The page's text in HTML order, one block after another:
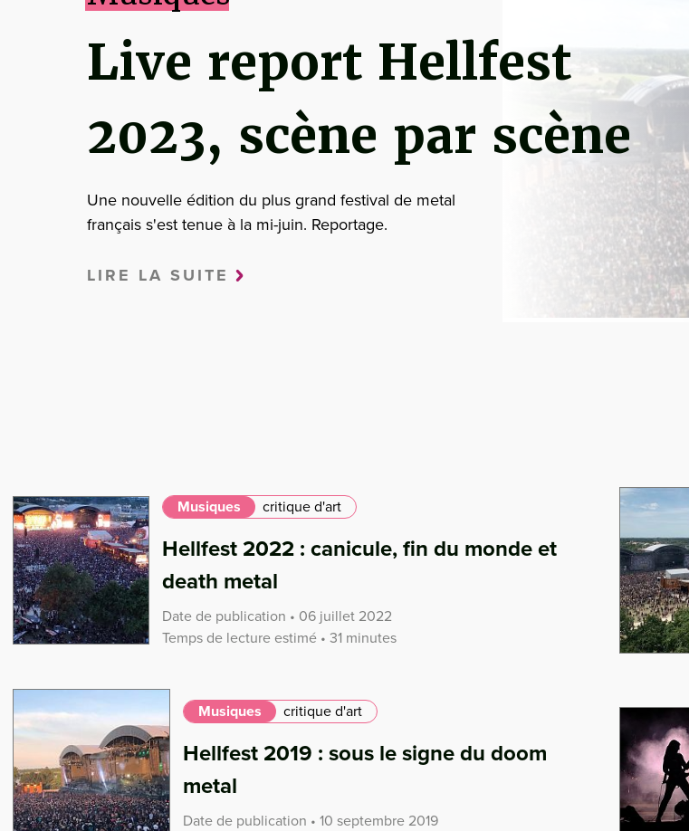
Live report Hellfest
2023, scène par scène
Une nouvelle édition du plus grand festival de metal
français s'est tenue à la mi-juin. Reportage.
LIRE LA SUITE
Musiques critique d'art
Hellfest 2022 : canicule, fin du monde et
death metal
Date de publication • 06 juillet 2022
Temps de lecture estimé • 31 minutes
Musiques critique d'art
Hellfest 2019 : sous le signe du doom
metal
Date de publication • 10 septembre 2019